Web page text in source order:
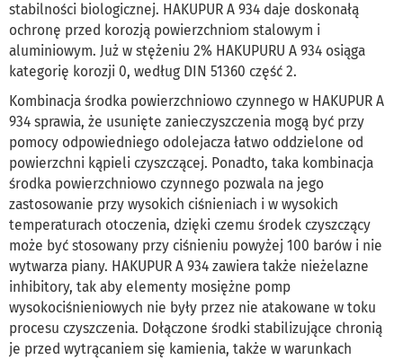
stabilności biologicznej. HAKUPUR A 934 daje doskonałą
ochronę przed korozją powierzchniom stalowym i
aluminiowym. Już w stężeniu 2% HAKUPURU A 934 osiąga
kategorię korozji 0, według DIN 51360 część 2.
Kombinacja środka powierzchniowo czynnego w HAKUPUR A
934 sprawia, że usunięte zanieczyszczenia mogą być przy
pomocy odpowiedniego odolejacza łatwo oddzielone od
powierzchni kąpieli czyszczącej. Ponadto, taka kombinacja
środka powierzchniowo czynnego pozwala na jego
zastosowanie przy wysokich ciśnieniach i w wysokich
temperaturach otoczenia, dzięki czemu środek czyszczący
może być stosowany przy ciśnieniu powyżej 100 barów i nie
wytwarza piany. HAKUPUR A 934 zawiera także nieżelazne
inhibitory, tak aby elementy mosiężne pomp
wysokociśnieniowych nie były przez nie atakowane w toku
procesu czyszczenia. Dołączone środki stabilizujące chronią
je przed wytrącaniem się kamienia, także w warunkach